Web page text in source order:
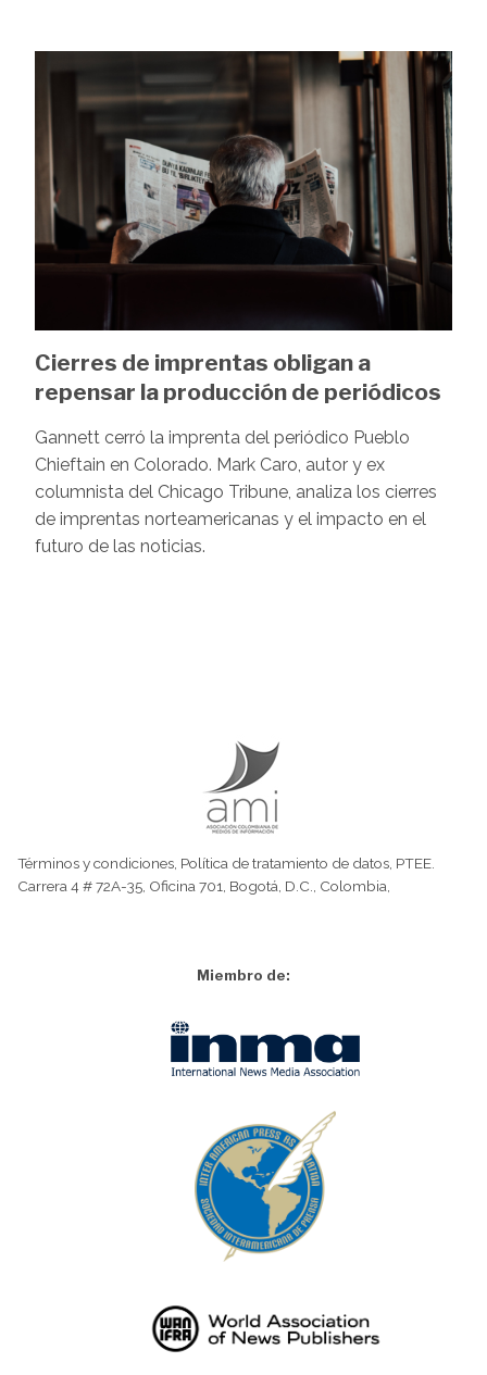
Cierres de imprentas obligan a
repensar la producción de periódicos
Gannett cerró la imprenta del periódico Pueblo
Chieftain en Colorado. Mark Caro, autor y ex
columnista del Chicago Tribune, analiza los cierres
de imprentas norteamericanas y el impacto en el
futuro de las noticias.
Términos y condiciones Política de tratamiento de datos PTEE.
Carrera 4 # 72A-35, Oficina 701, Bogotá, D.C., Colombia,
Miembro de: